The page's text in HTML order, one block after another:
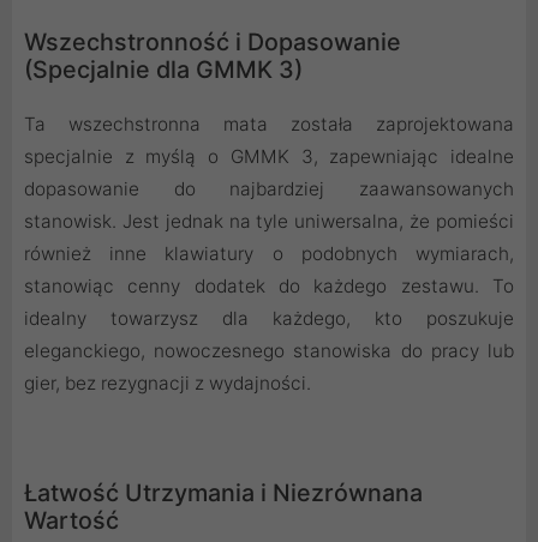
Wszechstronność i Dopasowanie
(Specjalnie dla GMMK 3)
Ta wszechstronna mata została zaprojektowana
specjalnie z myślą o GMMK 3, zapewniając idealne
dopasowanie do najbardziej zaawansowanych
stanowisk. Jest jednak na tyle uniwersalna, że pomieści
również inne klawiatury o podobnych wymiarach,
stanowiąc cenny dodatek do każdego zestawu. To
idealny towarzysz dla każdego, kto poszukuje
eleganckiego, nowoczesnego stanowiska do pracy lub
gier, bez rezygnacji z wydajności.
Łatwość Utrzymania i Niezrównana
Wartość